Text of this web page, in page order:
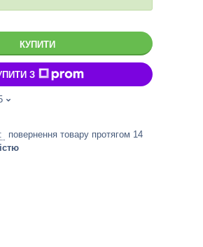
КУПИТИ
З
повернення товару протягом 14